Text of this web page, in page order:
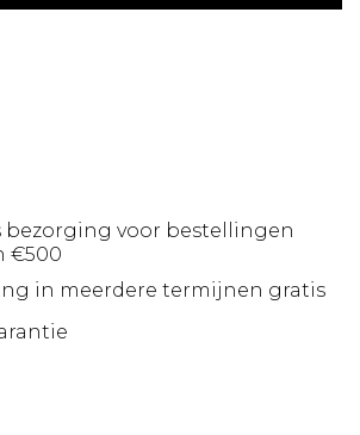
bezorging voor bestellingen
€500
in meerdere termijnen gratis